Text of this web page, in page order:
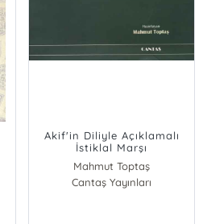
Akif'in Diliyle Açıklamalı
İstiklal Marşı
Mahmut Toptaş
Cantaş Yayınları